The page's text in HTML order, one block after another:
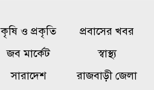
নওগাঁ সদর সার্কেল ও ট্রাফিক অফিস
পরিদর্শন করলেন অ্যাডিশনাল
ডিআইজি
কৃষি ও প্রকৃতি
প্রবাসের খবর
জব মার্কেট
স্বাস্থ্য
সারাদেশ
রাজবাড়ী জেলা